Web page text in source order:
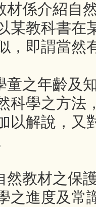
材係介紹自
某教科書在
，即謂當然
童之年齡及
科學之方法
以解說，又
然教材之保
之進度及常